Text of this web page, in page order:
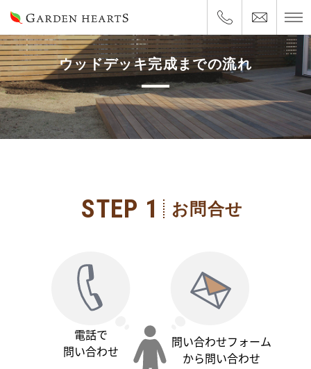
ウッドデッキ完成までの流れ
STEP 1 お問合せ